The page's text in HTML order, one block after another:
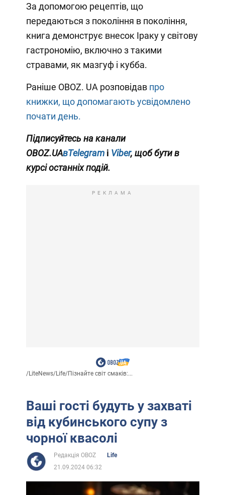
За допомогою рецептів, що
передаються з покоління в покоління,
книга демонструє внесок Іраку у світову
гастрономію, включно з такими
стравами, як мазгуф і кубба.
Раніше OBOZ. UA розповідавпро
книжки, що допомагають усвідомлено
почати день.
Підписуйтесь на канали
OBOZ.UAвTelegramі Viber, щоб бути в
курсі останніх подій.
РЕКЛАМА
/LiteNews/Life/Пізнайте світ смаків:...
Ваші гості будуть у захваті
від кубинського супу з
чорної квасолі
Редакція OBOZ
Life
21.09.2024 06:32